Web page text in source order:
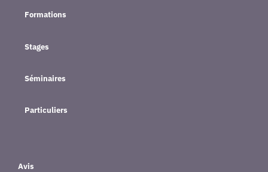
Formations
Stages
Séminaires
Particuliers
Avis